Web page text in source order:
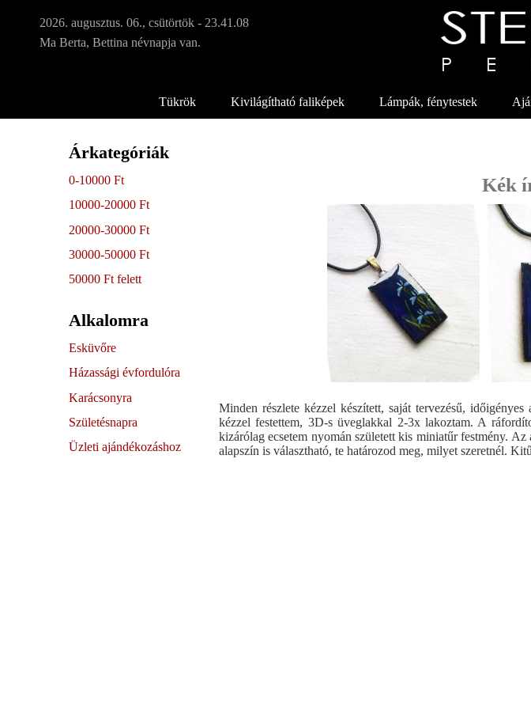
2026. augusztus. 06., csütörtök - 23.41.08
Ma Berta, Bettina névnapja van.
Tükrök Kivilágítható faliképek Lámpák, fénytestek
Árkategóriák
0-10000 Ft
10000-20000 Ft
20000-30000 Ft
30000-50000 Ft
50000 Ft felett
Alkalomra
Esküvőre
Házassági évfordulóra
Karácsonyra
Születésnapra
Üzleti ajándékozáshoz
Kék
Minden részlete kézzel készített, saját tervezésű,
kézzel festettem, 3D-s üveglakkal 2-3x lakoztam. A
kizárólag ecsetem nyomán született kis miniatűr festmény.
alapszín is választható, te határozod meg, milyet szeretnél.